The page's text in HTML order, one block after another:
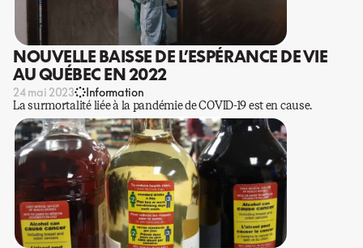
NOUVELLE BAISSE DE L’ESPÉRANCE DE VIE
AU QUÉBEC EN 2022
24 mai 2023 Information
La surmortalité liée à la pandémie de COVID-19 est en cause.